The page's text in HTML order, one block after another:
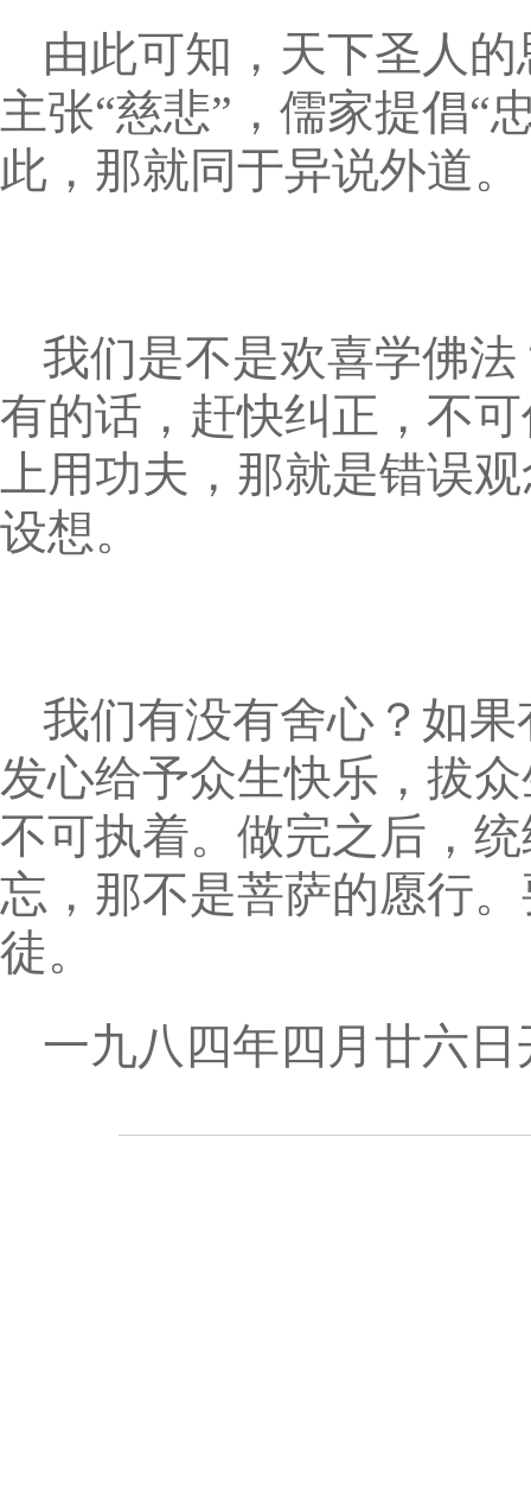
由此可知，天下圣人
主张“慈悲”，儒家提倡“
此，那就同于异说外道。
我们是不是欢喜学佛
有的话，赶快纠正，不
上用功夫，那就是错误
设想。
我们有没有舍心？如
发心给予众生快乐，拔
不可执着。做完之后，
忘，那不是菩萨的愿行
徒。
一九八四年四月廿六日